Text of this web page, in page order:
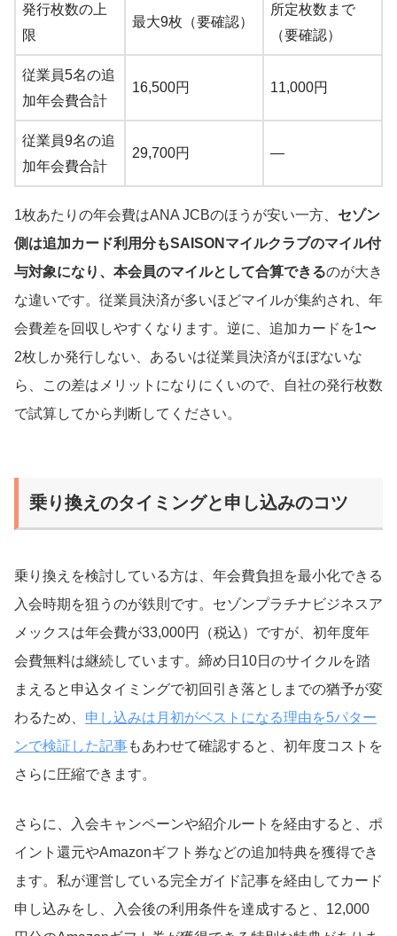
発行枚数の上
限
最大9枚（要確認）
所定枚数まで
（要確認）
従業員5名の追
加年会費合計
16,500円 11,000円
従業員9名の追
加年会費合計
29,700円 —
1枚あたりの年会費はANA JCBのほうが安い一方、 セゾン
側は追加カード利用分もSAISONマイルクラブのマイル付
与対象になり、本会員のマイルとして合算できるのが大き
な違いです。従業員決済が多いほどマイルが集約され、年
会費差を回収しやすくなります。逆に、追加カードを1〜
2枚しか発行しない、あるいは従業員決済がほぼないな
ら、この差はメリットになりにくいので、自社の発行枚数
で試算してから判断してください。
乗り換えのタイミングと申し込みのコツ
乗り換えを検討している方は、年会費負担を最小化できる
入会時期を狙うのが鉄則です。セゾンプラチナビジネスア
メックスは年会費が33,000円（税込）ですが、初年度年
会費無料は継続しています。締め日10日のサイクルを踏
まえると申込タイミングで初回引き落としまでの猶予が変
わるため、 申し込みは月初がベストになる理由を5パター
ンで検証した記事もあわせて確認すると、初年度コストを
さらに圧縮できます。
さらに、入会キャンペーンや紹介ルートを経由すると、ポ
イント還元やAmazonギフト券などの追加特典を獲得でき
ます。私が運営している完全ガイド記事を経由してカード
申し込みをし、入会後の利用条件を達成すると、12,000